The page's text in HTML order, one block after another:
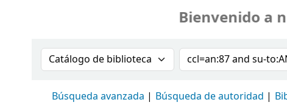
Bienvenido a
Buscar en el catálogo por:Buscar en el
Búsqueda avanzada Búsqueda de autoridad